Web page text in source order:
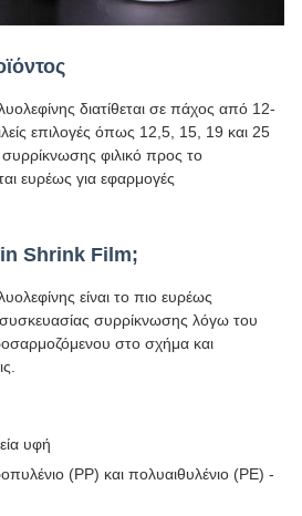
διατίθεται σε πάχος από 12-
επιλογές όπως 12,5, 15, 19 και 25
φιλικό προς το
ευρέως για εφαρμογές
Shrink Film;
είναι το πιο ευρέως
συρρίκνωσης λόγω του
στο σχήμα και
υφή
(PP) και πολυαιθυλένιο (PE) -